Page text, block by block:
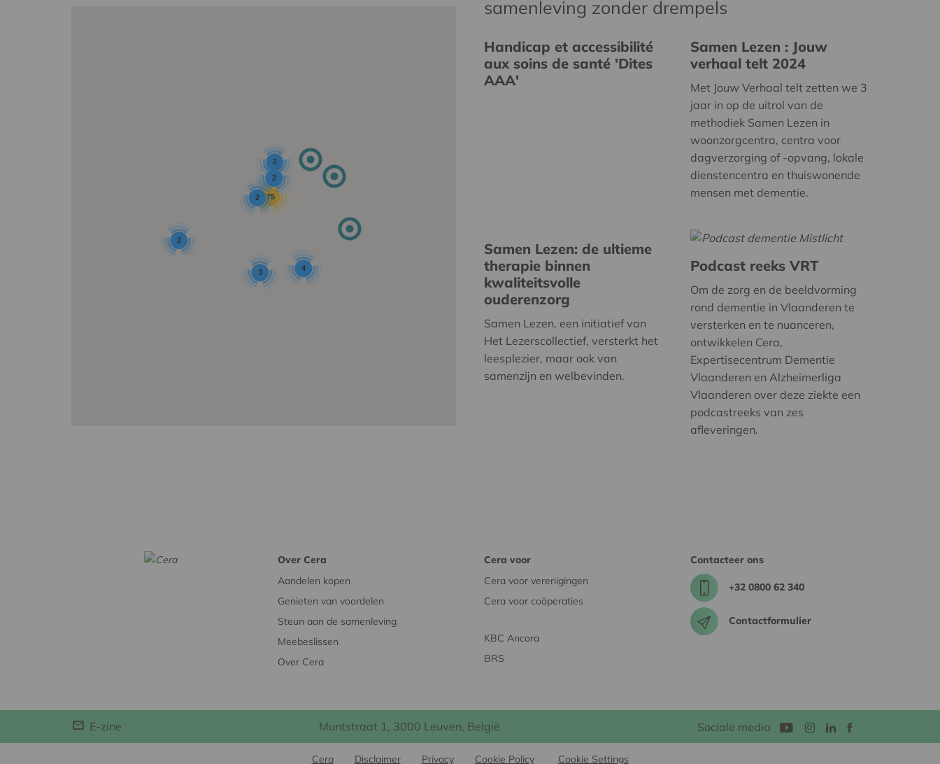
75
2
3 4
2
2
2
samenleving zonder drempels
Handicap et accessibilité
aux soins de santé 'Dites
AAA'
Samen Lezen : Jouw
verhaal telt 2024
Met Jouw Verhaal telt zetten we 3
jaar in op de uitrol van de
methodiek Samen Lezen in
woonzorgcentra, centra voor
dagverzorging of -opvang, lokale
dienstencentra en thuiswonende
mensen met dementie.
Samen Lezen: de ultieme
therapie binnen
kwaliteitsvolle
ouderenzorg
Samen Lezen, een initiatief van
Het Lezerscollectief, versterkt het
leesplezier, maar ook van
samenzijn en welbevinden.
Podcast reeks VRT
Om de zorg en de beeldvorming
rond dementie in Vlaanderen te
versterken en te nuanceren,
ontwikkelen Cera,
Expertisecentrum Dementie
Vlaanderen en Alzheimerliga
Vlaanderen over deze ziekte een
podcastreeks van zes
afleveringen.
Over Cera
Aandelen kopen
Genieten van voordelen
Steun aan de samenleving
Meebeslissen
Over Cera
Cera voor
Cera voor verenigingen
Cera voor coöperaties
KBC Ancora
BRS
Contacteer ons
+32 0800 62 340
Contactformulier
E-zine Muntstraat 1, 3000 Leuven, België Sociale media
Cera Disclaimer Privacy Cookie Policy Cookie Settings